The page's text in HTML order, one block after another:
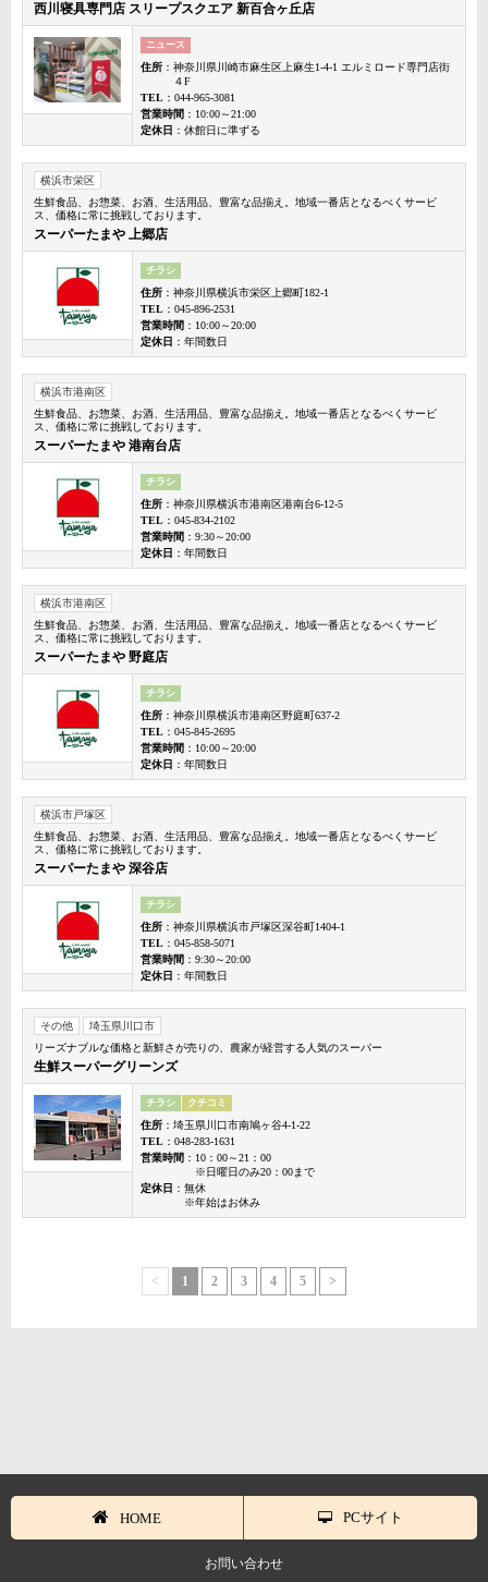
西川寝具専門店 スリープスクエア 新百合ヶ丘店
ニュース
住所 ：神奈川県川崎市麻生区上麻生1-4-1 エルミロード専門店街
４F
TEL ：044-965-3081
営業時間 ：10:00～21:00
定休日 ：休館日に準ずる
横浜市栄区
生鮮食品、お惣菜、お酒、生活用品、豊富な品揃え。地域一番店となるべくサービ
ス、価格に常に挑戦しております。
スーパーたまや 上郷店
チラシ
住所 ：神奈川県横浜市栄区上郷町182-1
TEL ：045-896-2531
営業時間 ：10:00～20:00
定休日 ：年間数日
横浜市港南区
生鮮食品、お惣菜、お酒、生活用品、豊富な品揃え。地域一番店となるべくサービ
ス、価格に常に挑戦しております。
スーパーたまや 港南台店
チラシ
住所 ：神奈川県横浜市港南区港南台6-12-5
TEL ：045-834-2102
営業時間 ：9:30～20:00
定休日 ：年間数日
横浜市港南区
生鮮食品、お惣菜、お酒、生活用品、豊富な品揃え。地域一番店となるべくサービ
ス、価格に常に挑戦しております。
スーパーたまや 野庭店
チラシ
住所 ：神奈川県横浜市港南区野庭町637-2
TEL ：045-845-2695
営業時間 ：10:00～20:00
定休日 ：年間数日
横浜市戸塚区
生鮮食品、お惣菜、お酒、生活用品、豊富な品揃え。地域一番店となるべくサービ
ス、価格に常に挑戦しております。
スーパーたまや 深谷店
チラシ
住所 ：神奈川県横浜市戸塚区深谷町1404-1
TEL ：045-858-5071
営業時間 ：9:30～20:00
定休日 ：年間数日
その他
埼玉県川口市
リーズナブルな価格と新鮮さが売りの、農家が経営する人気のスーパー
生鮮スーパーグリーンズ
チラシ クチコミ
住所 ：埼玉県川口市南鳩ヶ谷4-1-22
TEL ：048-283-1631
営業時間 ：10：00～21：00
※日曜日のみ20：00まで
定休日 ：無休
※年始はお休み
< 1 2 3 4 5 >
HOME PCサイト
お問い合わせ